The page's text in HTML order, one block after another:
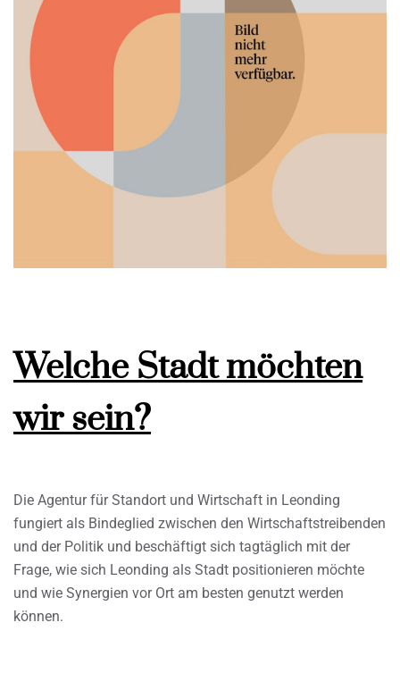
Welche Stadt möchten
wir sein?
Die Agentur für Standort und Wirtschaft in Leonding
fungiert als Bindeglied zwischen den Wirtschaftstreibenden
und der Politik und beschäftigt sich tagtäglich mit der
Frage, wie sich Leonding als Stadt positionieren möchte
und wie Synergien vor Ort am besten genutzt werden
können.